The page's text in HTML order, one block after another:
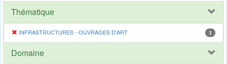
Thématique
INFRASTRUCTURES - OUVRAGES D'ART 1
Domaine